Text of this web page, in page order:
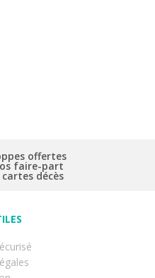
offertes
faire-part
décès